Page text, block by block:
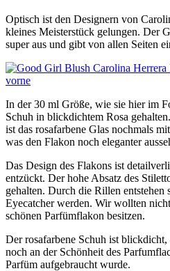
Optisch ist den Designern von
kleines Meisterstück gelungen. Der
super aus und gibt von allen Seiten
In der 30 ml Größe, wie sie hier im
Schuh in blickdichtem Rosa
ist das rosafarbene Glas nochmals
was den Flakon noch eleganter
Das Design des Flakons ist
entzückt. Der hohe Absatz des
gehalten. Durch die Rillen
Eyecatcher werden. Wir wollten
schönen Parfümflakon besitzen.
Der rosafarbene Schuh ist
noch an der Schönheit des
Parfüm aufgebraucht wurde.